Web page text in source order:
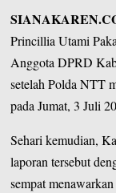
Princillia Utami
Anggota DPRD
setelah Polda NTT
pada Jumat, 3 Juli
Sehari kemudian,
laporan tersebut
sempat